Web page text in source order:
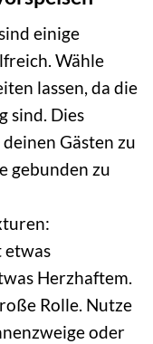
einige
Wähle
lassen, da die
sind. Dies
Gästen zu
gebunden zu
etwas
Herzhaftem.
Rolle. Nutze
oder